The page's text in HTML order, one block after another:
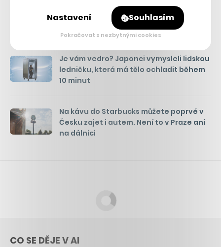
Prvorepublikový domek kousek od Prahy
dostal nový interiér. Kuchyně se
propojila se zahradou
Je vám vedro? Japonci vymysleli lidskou
ledničku, která má tělo ochladit během
10 minut
Na kávu do Starbucks můžete poprvé v
Česku zajet i autem. Není to v Praze ani
na dálnici
CO SE DĚJE V AI
Nastavení Souhlasím
Pokračovat s nezbytnými cookies